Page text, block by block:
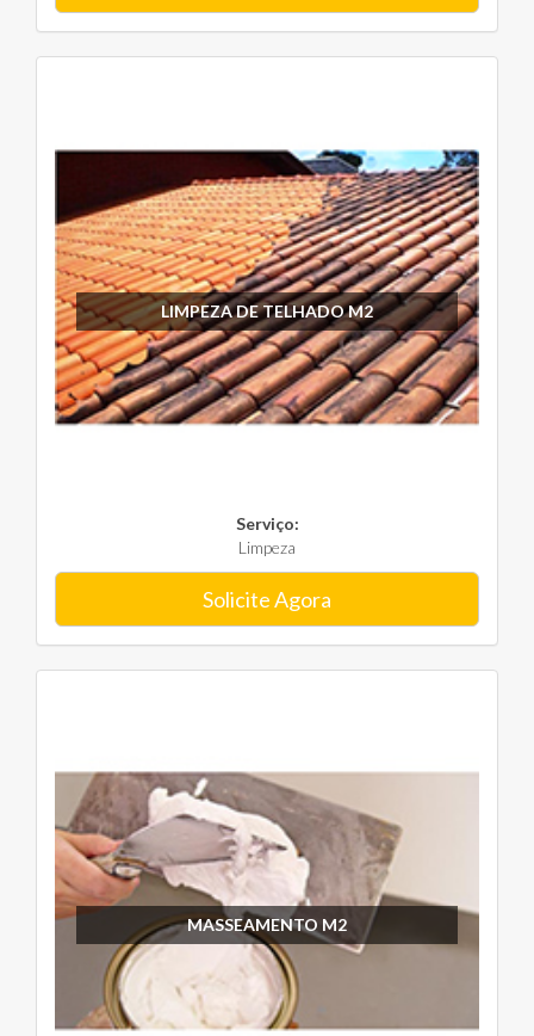
LIMPEZA DE TELHADO M2
Serviço:
Limpeza
Solicite Agora
MASSEAMENTO M2